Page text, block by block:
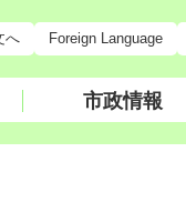
へ Foreign Language
市政情報